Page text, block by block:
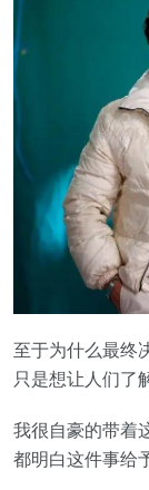
至于为什么最终
只是想让人们了
我很自豪的带着
都明白这件事给